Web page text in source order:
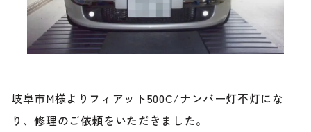
お問い合わせフォーム
ブランド紹介
ブログ
Contact Form
24時間受付対応の
岐阜市M様よりフィアット500C/ナンバー灯不灯にな
り、修理のご依頼をいただきました。